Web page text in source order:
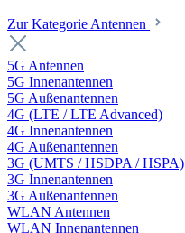
Zur Kategorie Antennen
5G Antennen
5G Innenantennen
5G Außenantennen
4G (LTE / LTE Advanced)
4G Innenantennen
4G Außenantennen
3G (UMTS / HSDPA / HSPA)
3G Innenantennen
3G Außenantennen
WLAN Antennen
WLAN Innenantennen